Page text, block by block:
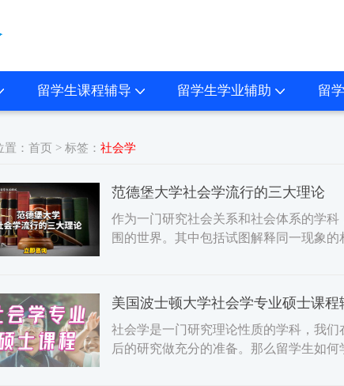
留学生课程辅导 留学生学业辅助 留
： 首页 > 标签： 社会学
范德堡大学社会学流行的三大理论
作为一门研究社会关系和社会体系的学
围的世界。其中包括试图解释同一现象
美国波士顿大学社会学专业硕士课程
社会学是一门研究理论性质的学科，我
后的研究做充分的准备。那么留学生如